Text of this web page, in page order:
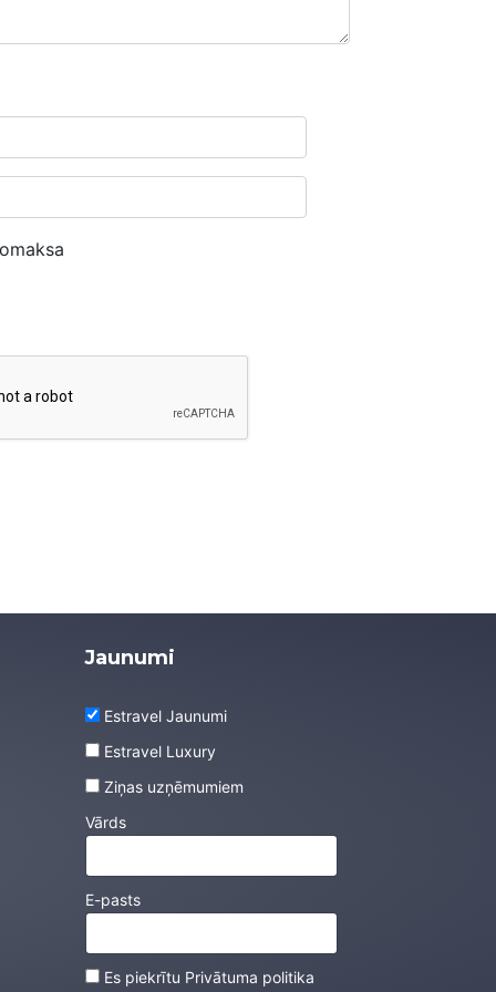
Jaunumi
Estravel Jaunumi
Estravel Luxury
Ziņas uzņēmumiem
Vārds
E-pasts
Es piekrītu Privātuma politika